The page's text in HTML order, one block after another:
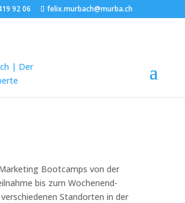
92 06 felix.murbach@murba.ch
Bootcamps von der
bis zum Wochenend-
Standorten in der